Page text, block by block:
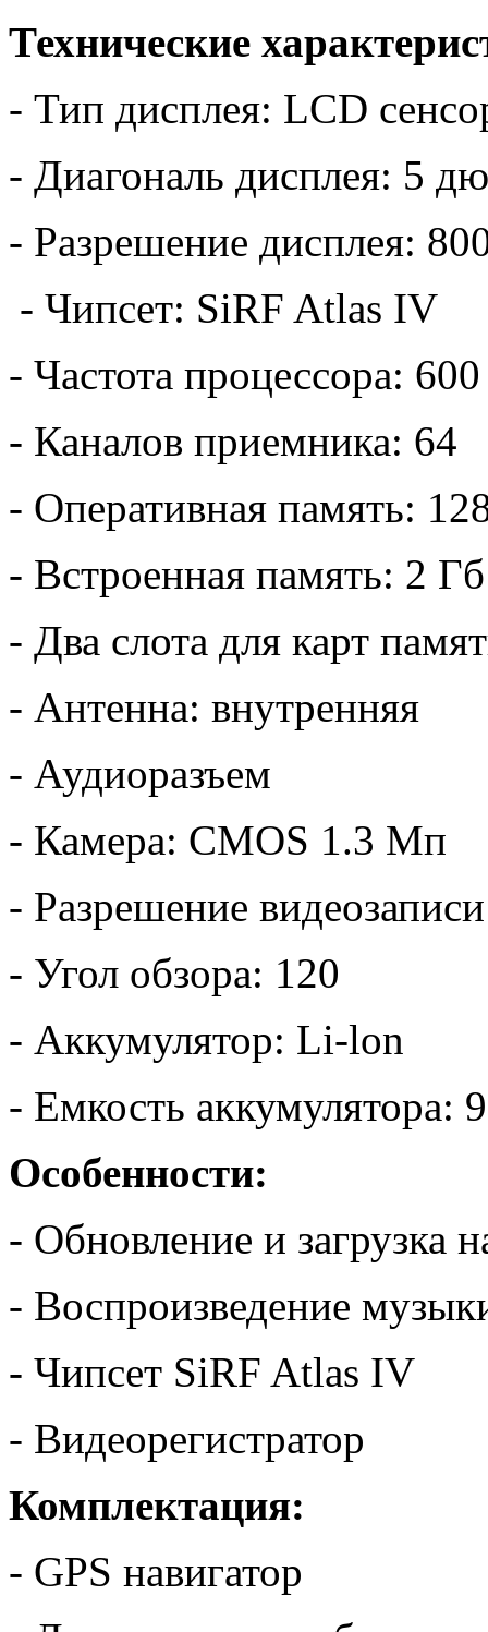
Технические
- Тип дисплея: LCD
- Диагональ дисплея: 5
- Разрешение дисплея:
- Чипсет: SiRF Atlas IV
- Частота процессора:
- Каналов приемника: 64
- Оперативная память:
- Встроенная память: 2 Гб
- Два слота для карт
- Антенна: внутренняя
- Аудиоразъем
- Камера: CMOS 1.3 Мп
- Разрешение
- Угол обзора: 120
- Аккумулятор: Li-lon
- Емкость аккумулятора:
Особенности:
- Обновление и загрузка
- Воспроизведение
- Чипсет SiRF Atlas IV
- Видеорегистратор
Комплектация:
- GPS навигатор